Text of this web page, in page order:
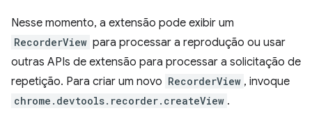
Nesse momento, a extensão pode exibir um
RecorderView para processar a reprodução ou usar
outras APIs de extensão para processar a solicitação de
repetição. Para criar um novo RecorderView , invoque
chrome.devtools.recorder.createView .